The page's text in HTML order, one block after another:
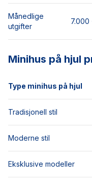
Månedlige
utgifter
7.000
Minihus på hjul
Type minihus på hjul
Tradisjonell stil
Moderne stil
Eksklusive modeller